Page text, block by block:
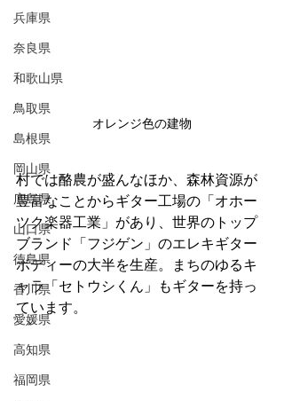
兵庫県
奈良県
和歌山県
鳥取県
島根県
岡山県
広島県
山口県
徳島県
香川県
愛媛県
高知県
福岡県
オレンジ色の建物
村では酪農が盛んなほか、森林資源が
豊富なことからギター工場の「オホー
ツク楽器工業」があり、世界のトップ
ブランド「フジゲン」のエレキギター
ボディーの大半を生産。まちのゆるキ
ャラ「セトウシくん」もギターを持っ
ています。